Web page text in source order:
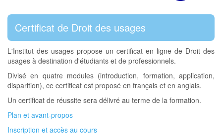
Certificat de Droit des usages
L'Institut des usages propose un certificat en ligne de Droit des
usages à destination d'étudiants et de professionnels.
Divisé en quatre modules (introduction, formation, application,
disparition), ce certificat est proposé en français et en anglais.
Un certificat de réussite sera délivré au terme de la formation.
Plan et avant-propos
Inscription et accès au cours